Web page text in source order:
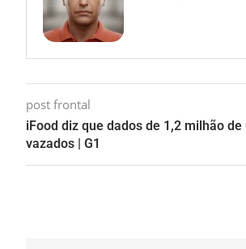
post frontal
iFood diz que dados de 1,2 milhão
vazados | G1